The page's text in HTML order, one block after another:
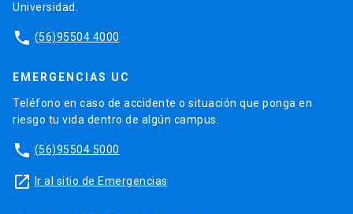
Universidad.
phone (56)95504 4000
EMERGENCIAS UC
Teléfono en caso de accidente o situación que ponga en
riesgo tu vida dentro de algún campus.
phone (56)95504 5000
launch Ir al sitio de Emergencias